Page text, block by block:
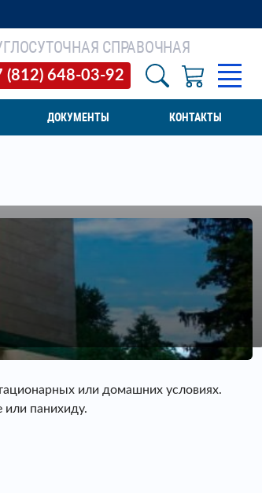
СПРАВОЧНАЯ
(812) 648-03-92
ДОКУМЕНТЫ КОНТАКТЫ
или домашних условиях.
или панихиду.